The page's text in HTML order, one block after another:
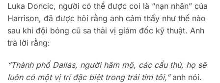
Luka Doncic, người có thể được coi là “nạn nhân” của
Harrison, đã được hỏi rằng anh cảm thấy như thế nào
sau khi đội bóng cũ sa thải vị giám đốc kỹ thuật. Anh
trả lời rằng:
“Thành phố Dallas, người hâm mộ, các cầu thủ, họ sẽ
luôn có một vị trí đặc biệt trong trái tim tôi,”anh nói.